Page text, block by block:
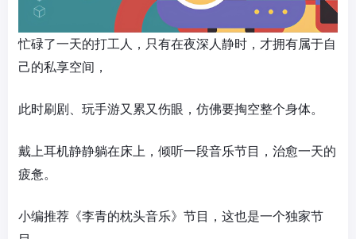
忙碌了一天的打工人，只有在夜深人静时，才拥有属于自
己的私享空间，
此时刷剧、玩手游又累又伤眼，仿佛要掏空整个身体。
戴上耳机静静躺在床上，倾听一段音乐节目，治愈一天的
疲惫。
小编推荐《李青的枕头音乐》节目，这也是一个独家节